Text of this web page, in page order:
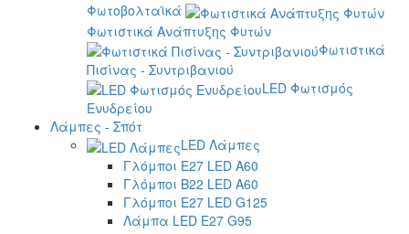
Φωτοβολταϊκά
Φωτιστικά Ανάπτυξης Φυτών
Φωτιστικά
Πισίνας - Συντριβανιού
LED Φωτισμός
Ενυδρείου
Λάμπες - Σπότ
LED Λάμπες
Γλόμποι E27 LED A60
Γλόμποι B22 LED A60
Γλόμποι E27 LED G125
Λάμπα LED E27 G95